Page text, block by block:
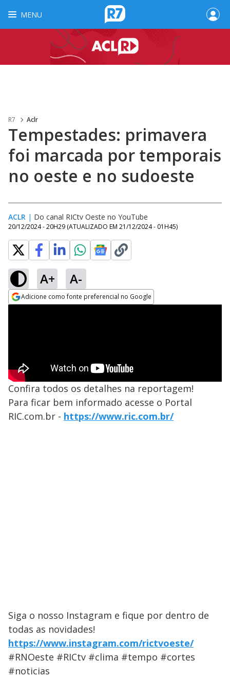
MENU
R7 Aclr
Tempestades: primavera
foi marcada por temporais
no oeste e no sudoeste
ACLR | Do canal RICtv Oeste no YouTube
20/12/2024 - 20H29 (ATUALIZADO EM 21/12/2024 - 01H45)
A+ A-
Adicione como fonte preferencial no Google
Confira todos os detalhes na reportagem!
Para ficar bem informado acesse o Portal
RIC.com.br - https://www.ric.com.br/
Siga o nosso Instagram e fique por dentro de
todas as novidades!
https://www.instagram.com/rictvoeste/
#RNOeste #RICtv #clima #tempo #cortes
#noticias